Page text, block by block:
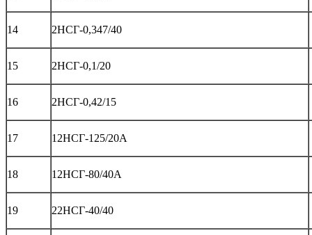
14 2НСГ-0,347/40
15 2НСГ-0,1/20
16 2НСГ-0,42/15
17 12НСГ-125/20А
18 12НСГ-80/40А
19 22НСГ-40/40